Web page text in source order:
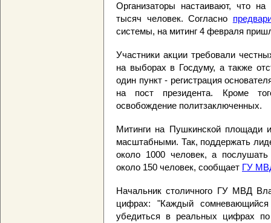
Организаторы настаивают, что
тысяч человек. Согласно
системы, на митинг 4 февраля
Участники акции требовали
на выборах в Госдуму, а также
один пункт - регистрация
на пост президента. Кроме
освобождение политзаключенных.
Митинги на Пушкинской площади
масштабными. Так, поддержать
около 1000 человек, а
около 150 человек, сообщает ГУ
Начальник столичного ГУ МВД
цифрах: "Каждый
убедиться в реальных цифрах